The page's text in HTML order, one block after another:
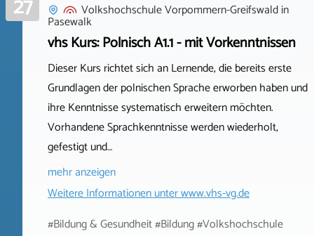
27
Volkshochschule Vorpommern-Greifswaldin
Pasewalk
vhs Kurs: Polnisch A1.1 - mit Vorkenntnissen
Dieser Kurs richtet sich an Lernende, die bereits erste
Grundlagen der polnischen Sprache erworben haben und
ihre Kenntnisse systematisch erweitern möchten.
Vorhandene Sprachkenntnisse werden wiederholt,
gefestigt und…
mehr anzeigen
Weitere Informationen unterwww.vhs-vg.de
#Bildung & Gesundheit #Bildung #Volkshochschule